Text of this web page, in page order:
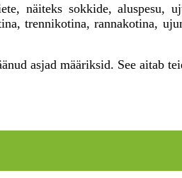
näiteks sokkide,
trennikotina, rannakotina,
asjad määriksid. See aitab